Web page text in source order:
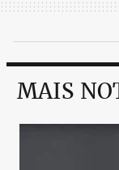
MAIS